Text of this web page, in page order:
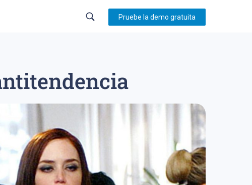
ipo 2023 trading en forex sistema de trading
Pruebe la demo gratuita